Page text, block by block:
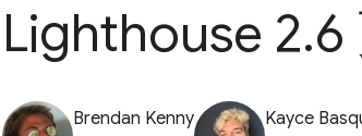
Lighthouse 2.6
Brendan Kenny Kayce